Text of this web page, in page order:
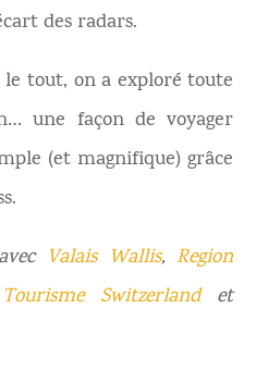
des radars.
tout, on a exploré toute
une façon de voyager
(et magnifique) grâce
Valais Wallis, Region
Tourisme Switzerlandet